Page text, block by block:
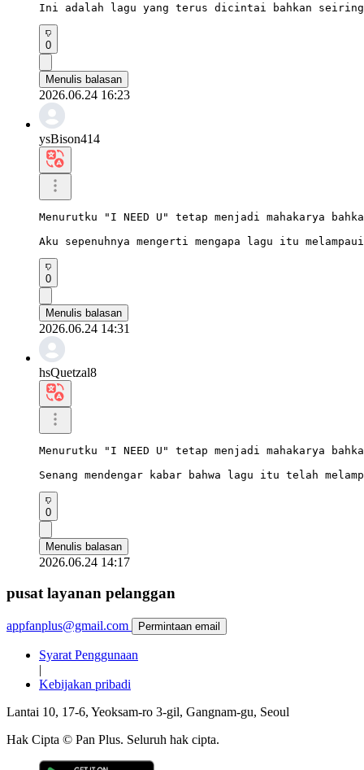
Ini adalah lagu yang terus dicintai bahkan
0
Menulis balasan
2026.06.24 16:23
ysBison414
Menurutku "I NEED U" tetap menjadi mahakarya
Aku sepenuhnya mengerti mengapa lagu itu
0
Menulis balasan
2026.06.24 14:31
hsQuetzal8
Menurutku "I NEED U" tetap menjadi mahakarya
Senang mendengar kabar bahwa lagu itu telah
0
Menulis balasan
2026.06.24 14:17
pusat layanan pelanggan
appfanplus@gmail.com Permintaan email
Syarat Penggunaan
|
Kebijakan pribadi
Lantai 10, 17-6, Yeoksam-ro 3-gil, Gangnam-gu, Seoul
Hak Cipta © Pan Plus. Seluruh hak cipta.